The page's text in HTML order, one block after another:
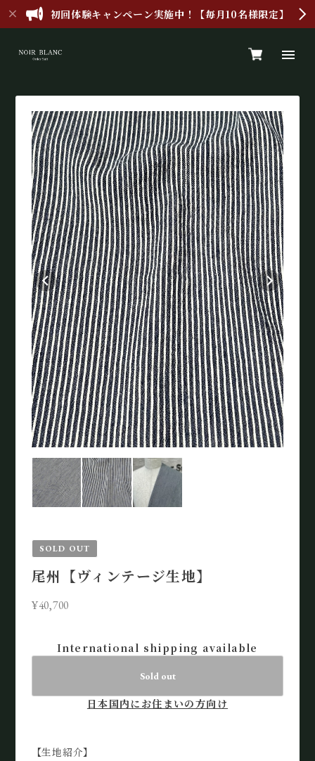
初回体験キャンペーン実施中！【毎月10名様限定】
SOLD OUT
尾州【ヴィンテージ生地】
¥40,700
International shipping available
Sold out
日本国内にお住まいの方向け
【生地紹介】